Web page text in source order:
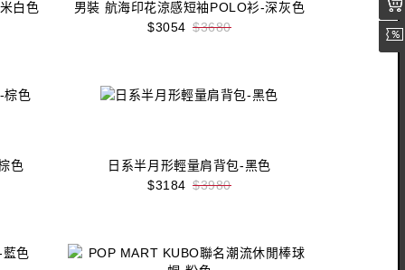
白色
男裝 航海印花涼感短袖POLO衫-深灰色
$3054 $3680
色
日系半月形輕量肩背包-黑色
$3184 $3980